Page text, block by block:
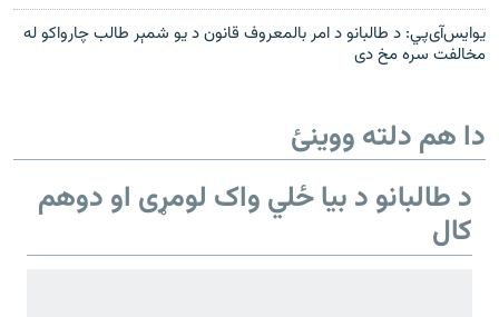
یوایس‌آی‌پي: د طالبانو د امر بالمعروف قانون د يو شمېر طالب چارواکو له
مخالفت سره مخ دی
دا هم دلته ووینئ
د طالبانو د بیا ځلي واک لومړی او دوهم
کال